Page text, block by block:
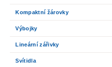
Kompaktní žárovky
Výbojky
Lineární zářivky
Svítidla